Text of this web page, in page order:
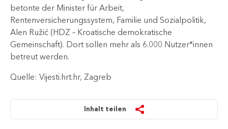
betonte der Minister für Arbeit,
Rentenversicherungssystem, Familie und Sozialpolit​​​ik,
Alen Ružić (HDZ – Kroatische demokratische
Gemeinschaft). Dort sollen mehr als 6.000 Nutzer*innen
betreut werden.
Quelle: Vijesti.hrt.hr, Zagreb
Inhalt teilen